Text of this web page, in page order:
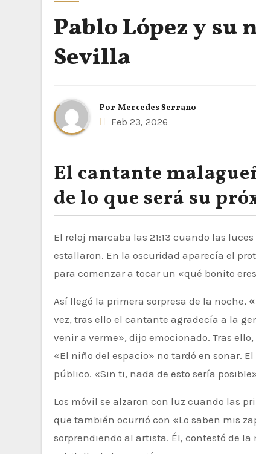
Pablo López y su
Sevilla
Por Mercedes Serrano
Feb 23, 2026
El cantante
de lo que será su
El reloj marcaba las 21:13 cuando las luces del Palacio de Congresos se apagaban y las voces del público
estallaron. En la oscuridad aparecía el
para comenzar a tocar un «qué bonito
Así llegó la primera sorpresa de la noche,
vez, tras ello el cantante agradecía a la
venir a verme», dijo emocionado. Tras
«El niño del espacio» no tardó en sonar.
público. «Sin ti, nada de esto sería
Los móvil se alzaron con luz cuando las
que también ocurrió con «Lo saben mis
sorprendiendo al artista. Él, contestó de